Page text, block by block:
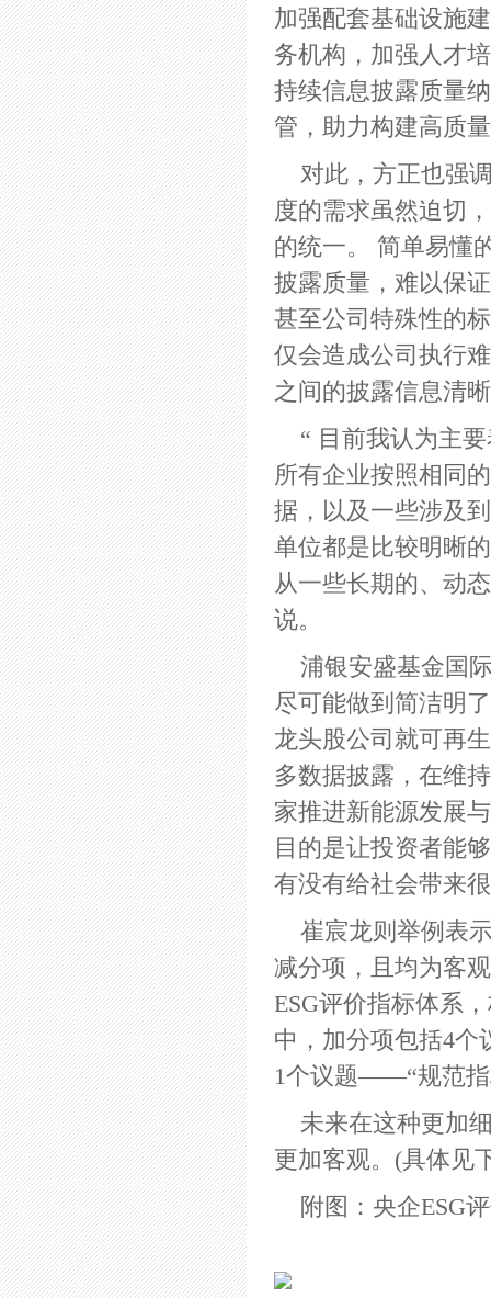
加强配套基础设施
务机构，加强人才
持续信息披露质量
管，助力构建高质
对此，方正也强
度的需求虽然迫切
的统一。 简单易懂
披露质量，难以保
甚至公司特殊性的
仅会造成公司执行
之间的披露信息清
“ 目前我认为主
所有企业按照相同
据，以及一些涉及
单位都是比较明晰
从一些长期的、动
说。
浦银安盛基金国
尽可能做到简洁明
龙头股公司就可再
多数据披露，在维
家推进新能源发展
目的是让投资者能
有没有给社会带来
崔宸龙则举例表
减分项，且均为客
ESG评价指标体系
中，加分项包括4个
1个议题——“规范指
未来在这种更加
更加客观。(具体见
附图：央企ESG